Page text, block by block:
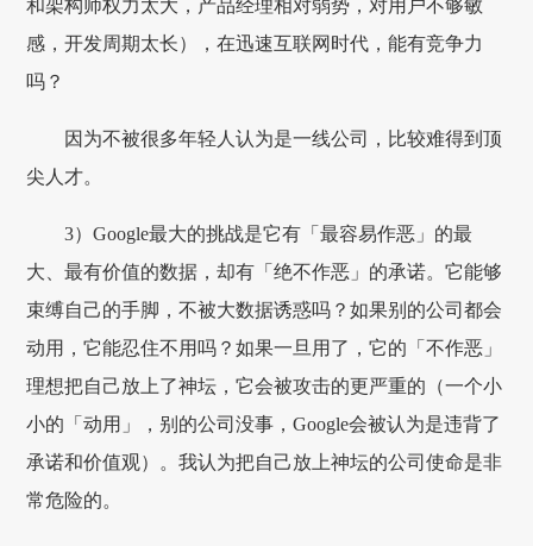
和架构师权力太大，产品经理相对弱势，对用户不够敏
感，开发周期太长），在迅速互联网时代，能有竞争力
吗？
因为不被很多年轻人认为是一线公司，比较难得到顶
尖人才。
3）Google最大的挑战是它有「最容易作恶」的最
大、最有价值的数据，却有「绝不作恶」的承诺。它能够
束缚自己的手脚，不被大数据诱惑吗？如果别的公司都会
动用，它能忍住不用吗？如果一旦用了，它的「不作恶」
理想把自己放上了神坛，它会被攻击的更严重的（一个小
小的「动用」，别的公司没事，Google会被认为是违背了
承诺和价值观）。我认为把自己放上神坛的公司使命是非
常危险的。